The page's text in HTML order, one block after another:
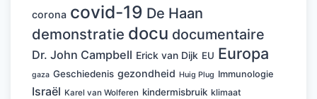
corona covid-19 De Haan
demonstratie docu documentaire
Dr. John Campbell Erick van Dijk EU Europa
gaza Geschiedenis gezondheid Huig Plug Immunologie
Israël Karel van Wolferen kindermisbruik klimaat